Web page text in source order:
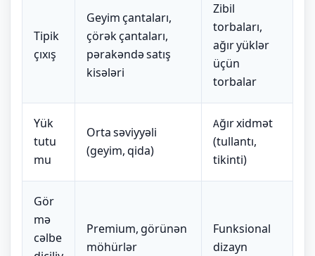
Tipik
çıxış
Geyim çantaları,
çörək çantaları,
pərakəndə satış
kisələri
Zibil
torbaları,
ağır yüklər
üçün
torbalar
Yük
tutu
mu
Orta səviyyəli
(geyim, qida)
Ağır xidmət
(tullantı,
tikinti)
Gör
mə
cəlbe
Premium, görünən
möhürlər
Funksional
dizayn